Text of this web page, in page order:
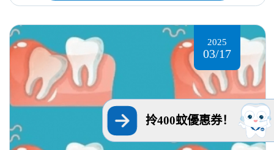
2025
03/17
拎400蚊優惠券！